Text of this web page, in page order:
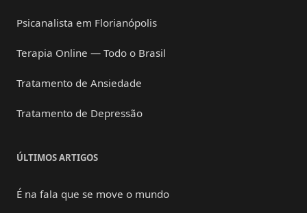
Psicanalista em Florianópolis
Terapia Online — Todo o Brasil
Tratamento de Ansiedade
Tratamento de Depressão
ÚLTIMOS ARTIGOS
É na fala que se move o mundo